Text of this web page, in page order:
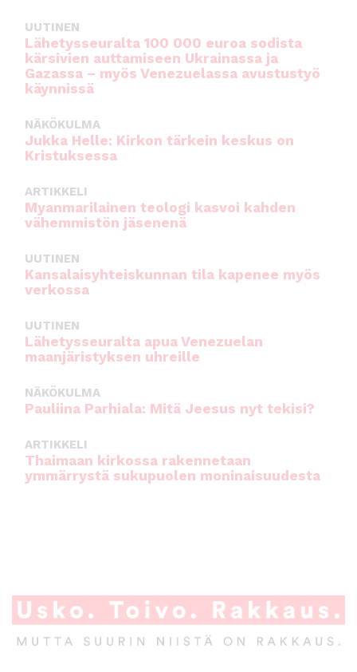
UUTINEN
Lähetysseuralta 100 000 euroa sodista
kärsivien auttamiseen Ukrainassa ja
Gazassa – myös Venezuelassa avustustyö
käynnissä
NÄKÖKULMA
Jukka Helle: Kirkon tärkein keskus on
Kristuksessa
ARTIKKELI
Myanmarilainen teologi kasvoi kahden
vähemmistön jäsenenä
UUTINEN
Kansalaisyhteiskunnan tila kapenee myös
verkossa
UUTINEN
Lähetysseuralta apua Venezuelan
maanjäristyksen uhreille
NÄKÖKULMA
Pauliina Parhiala: Mitä Jeesus nyt tekisi?
ARTIKKELI
Thaimaan kirkossa rakennetaan
ymmärrystä sukupuolen moninaisuudesta